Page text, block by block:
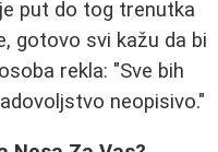
put do tog trenutka
gotovo svi kažu da bi
rekla: "Sve bih
neopisivo."